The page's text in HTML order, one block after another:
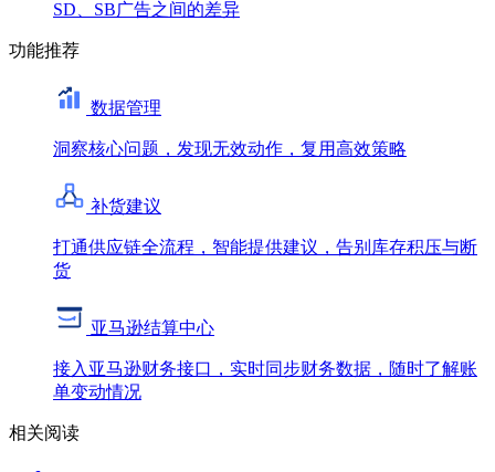
SD、SB广告之间的差异
功能推荐
数据管理
洞察核心问题，发现无效动作，复用高效策略
补货建议
打通供应链全流程，智能提供建议，告别库存积压与断
货
亚马逊结算中心
接入亚马逊财务接口，实时同步财务数据，随时了解账
单变动情况
相关阅读